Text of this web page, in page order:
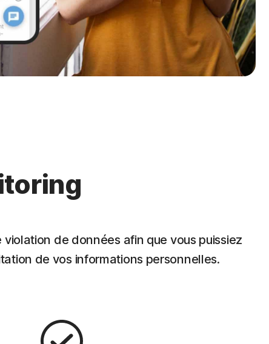
de données afin que vous puissiez
de vos informations personnelles.